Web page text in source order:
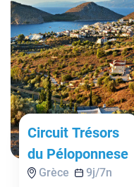
Circuit Trésors
du Péloponnese
Grèce 9j/7n